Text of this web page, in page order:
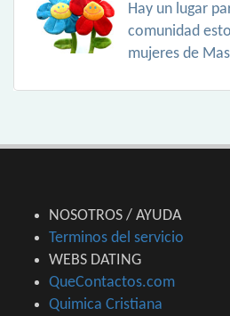
Hay un lugar
comunidad
mujeres de
NOSOTROS / AYUDA
Terminos del servicio
WEBS DATING
QueContactos.com
Quimica Cristiana